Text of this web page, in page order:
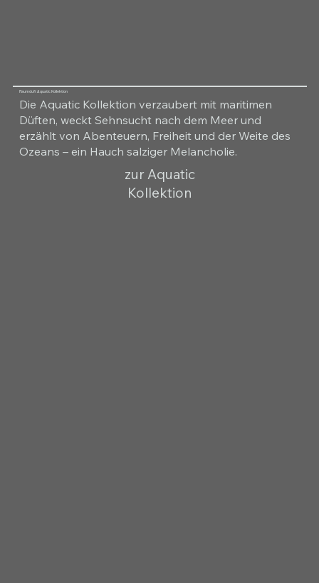
Raumduft Aquatic Kollektion
Die Aquatic Kollektion verzaubert mit maritimen
Düften, weckt Sehnsucht nach dem Meer und
erzählt von Abenteuern, Freiheit und der Weite des
Ozeans – ein Hauch salziger Melancholie.
zur Aquatic
Kollektion